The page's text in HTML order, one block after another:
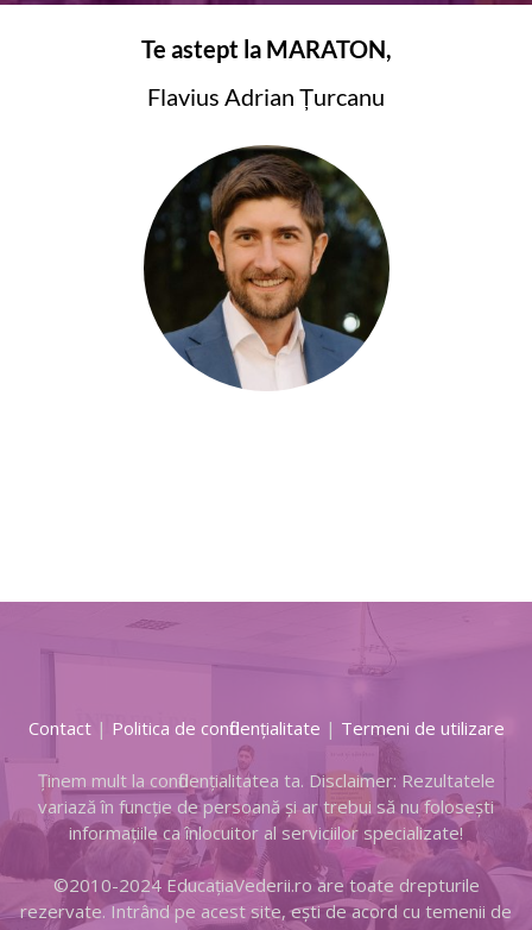
Te astept la MARATON,
Flavius Adrian Țurcanu
Contact| Politica de confidențialitate | Termeni de utiliza r e
Ținem mult la confidențialitatea ta. Disclaimer: Rezultatele
variază în funcție de persoană și ar trebui să nu folosești
informațiile ca înlocuitor al serviciilor specializate!
©2010-2024 EducațiaVederii.ro are toate drepturile
rezervate. Intrând pe acest site, eşti de acord cu temenii de